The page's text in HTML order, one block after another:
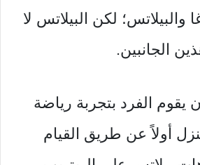
والبيلاتس؛ لكن البيلاتس لا
الجانبين.
يقوم الفرد بتجربة رياضة
أولاً عن طريق القيام